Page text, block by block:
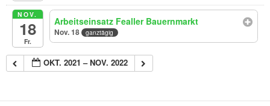
NOV.
18
Fr.
Arbeitseinsatz Fealler Bauernmarkt
Nov. 18 ganztägig
OKT. 2021 – NOV. 2022